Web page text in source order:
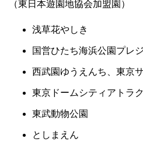
（東日本遊園地協会加盟園）
浅草花やしき
国営ひたち海浜公園プレ
西武園ゆうえんち、東京
東京ドームシティアトラ
東武動物公園
としまえん